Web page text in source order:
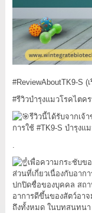
#ReviewAboutTK9-S (
#รีวิวบำรุงแมวโรคไตค
รีวิวนี้ได้รับจากเจ้
การใช้ #TK9-S บำรุงแ
เพื่อความกระชับข
ส่วนที่เกี่ยวเนื่องกับอาก
ปกปิดชื่อของบุคคล สถา
อาการดีขึ้นของสัตว์อาจ
ถึงทั้งหมด ในบทสนทนา